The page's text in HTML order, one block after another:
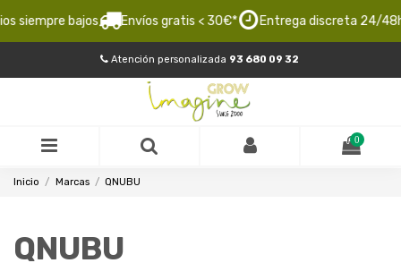
siempre bajos Envíos gratis < 30€* Entrega discreta 24/48h
Atención personalizada 93 680 09 32
0
Inicio Marcas QNUBU
QNUBU